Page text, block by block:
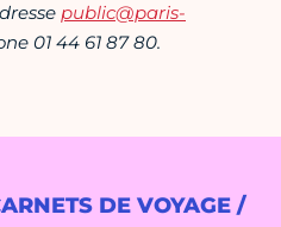
DE VOYAGE /
public@paris-
01 44 61 87 80.